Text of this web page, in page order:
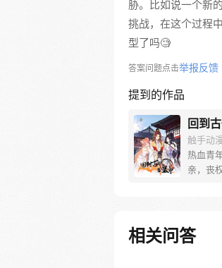
胁。比如说一个新
挑战，在这个过程
型了吗🧐
答案问题点击举报反馈
提到的作品
回到
触手动
热血青
亲，丧
相关问答